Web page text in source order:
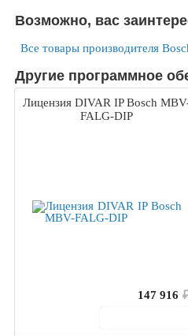
Возможно, вас
Все товары производителя
Другие программное
Лицензия DIVAR IP Bosch
FALG-DIP
147 916